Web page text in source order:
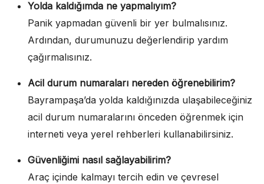
Yolda kaldığımda ne yapmalıyım?
Panik yapmadan güvenli bir yer bulmalısınız.
Ardından, durumunuzu değerlendirip yardım
çağırmalısınız.
Acil durum numaraları nereden öğrenebilirim?
Bayrampaşa’da yolda kaldığınızda ulaşabileceğiniz
acil durum numaralarını önceden öğrenmek için
interneti veya yerel rehberleri kullanabilirsiniz.
Güvenliğimi nasıl sağlayabilirim?
Araç içinde kalmayı tercih edin ve çevresel